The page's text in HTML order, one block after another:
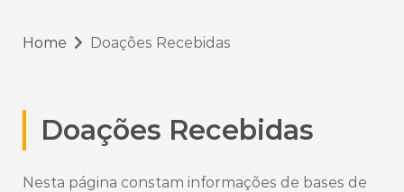
Home Doações Recebidas
Doações Recebidas
Nesta página constam informações de bases de